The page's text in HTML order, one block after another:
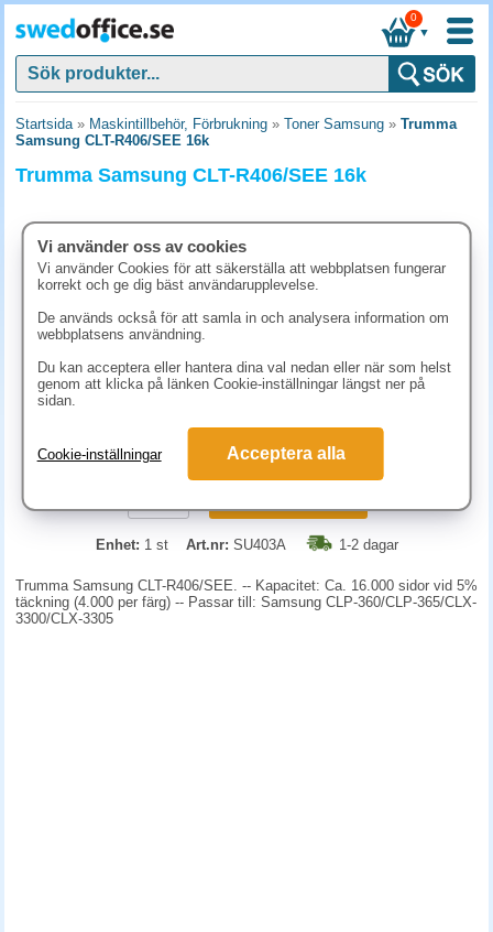
▼
0
Startsida» Maskintillbehör, Förbrukning » Toner Samsung » Trumma
Samsung CLT-R406/SEE 16k
Trumma Samsung CLT-R406/SEE 16k
1611.30 kr (inkl. moms)
Enhet: 1 st Art.nr: SU403A 1-2 dagar
Trumma Samsung CLT-R406/SEE. -- Kapacitet: Ca. 16.000 sidor vid 5%
täckning (4.000 per färg) -- Passar till: Samsung CLP-360/CLP-365/CLX-
3300/CLX-3305
Vi använder oss av cookies
Vi använder Cookies för att säkerställa att webbplatsen fungerar
korrekt och ge dig bäst användarupplevelse.
De används också för att samla in och analysera information om
webbplatsens användning.
Du kan acceptera eller hantera dina val nedan eller när som helst
genom att klicka på länken Cookie-inställningar längst ner på
sidan.
Cookie-inställningar Acceptera alla